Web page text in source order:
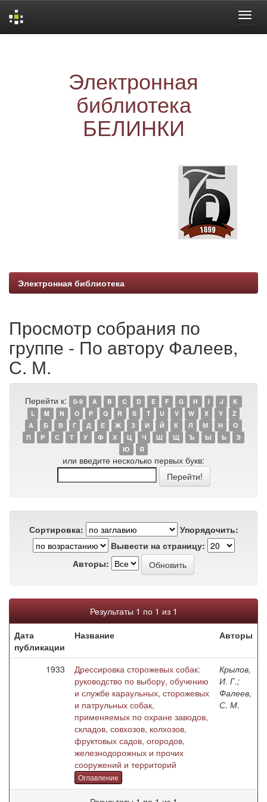
Электронная
библиотека
БЕЛИНКИ
Электронная библиотека
Просмотр собрания по
группе - По автору Фалеев,
С. М.
Перейти к: 0-9 A B C D E F G H I J
K
L
M N O P Q R S T U V W X Y
Z
А
Б В Г Д Е Ж З И Й К Л М Н
О
П
Р С Т У Ф Х Ц Ч Ш Щ Ъ Ы Ь
Э
Ю
Я
или введите несколько первых букв:
Сортировка:
Упорядочить:
Вывести на страницу:
Авторы:
Результаты 1 по 1 из 1
Дата
публикации
Название Авторы
1933
Дрессировка сторожевых собак:
руководство по выбору, обучению
и службе караульных, сторожевых
и патрульных собак,
применяемых по охране заводов,
складов, совхозов, колхозов,
фруктовых садов, огородов,
железнодорожных и прочих
сооружений и территорий
Оглавление
Крылов,
И. Г.;
Фалеев,
С. М.